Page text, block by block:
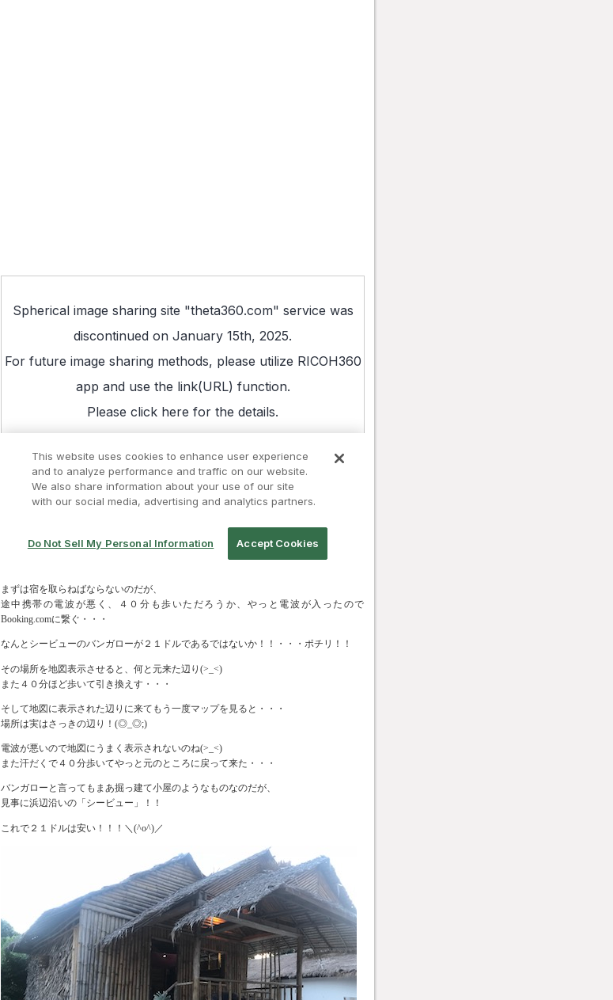
まずは宿を取らねばならないのだが、
途中携帯の電波が悪く、４０分も歩いただろうか、やっと電波が入ったので
Booking.comに繋ぐ・・・
なんとシービューのバンガローが２１ドルであるではないか！！・・・ポチリ！！
その場所を地図表示させると、何と元来た辺り(>_<)
また４０分ほど歩いて引き換えす・・・
そして地図に表示された辺りに来てもう一度マップを見ると・・・
場所は実はさっきの辺り！(◎_◎;)
電波が悪いので地図にうまく表示されないのね(>_<)
また汗だくで４０分歩いてやっと元のところに戻って来た・・・
バンガローと言ってもまあ掘っ建て小屋のようなものなのだが、
見事に浜辺沿いの「シービュー」！！
これで２１ドルは安い！！！＼(^o^)／